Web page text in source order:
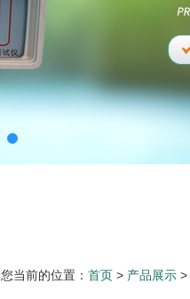
您当前的位置： 首页 > 产品展示 >